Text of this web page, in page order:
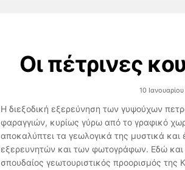
Οι πέτρινες
10
Η διεξοδική εξερεύνηση των γυψούχων
φαραγγιών, κυρίως γύρω από το γραφικό
αποκαλύπτει τα γεωλογικά της μυστικά και
εξερευνητών και των φωτογράφων. Εδώ και
σπουδαίος γεωτουριστικός προορισμός